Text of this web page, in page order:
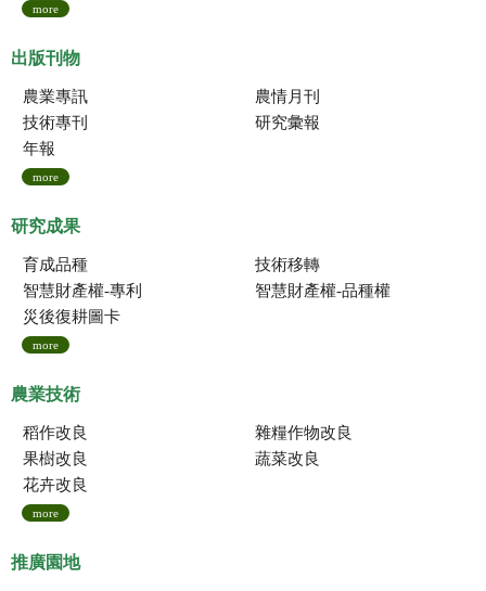
more
出版刊物
農業專訊
農情月刊
技術專刊
研究彙報
年報
more
研究成果
育成品種
技術移轉
智慧財產權-專利
智慧財產權-品種權
災後復耕圖卡
more
農業技術
稻作改良
雜糧作物改良
果樹改良
蔬菜改良
花卉改良
more
推廣園地